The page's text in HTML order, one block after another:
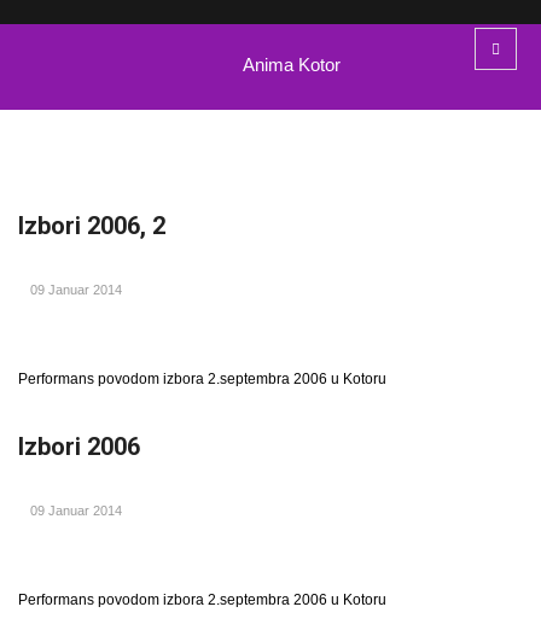
Anima Kotor
Izbori 2006, 2
09 Januar 2014
Performans povodom izbora 2.septembra 2006 u Kotoru
Izbori 2006
09 Januar 2014
Performans povodom izbora 2.septembra 2006 u Kotoru